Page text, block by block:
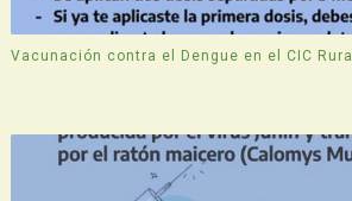
Vacunación contra el Dengue en el CIC Rural